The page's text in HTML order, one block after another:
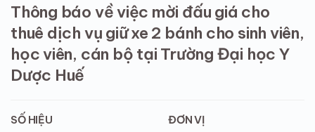
Thông báo về việc mời đấu giá cho
thuê dịch vụ giữ xe 2 bánh cho sinh viên,
học viên, cán bộ tại Trường Đại học Y
Dược Huế
SỐ HIỆU
ĐƠN VỊ